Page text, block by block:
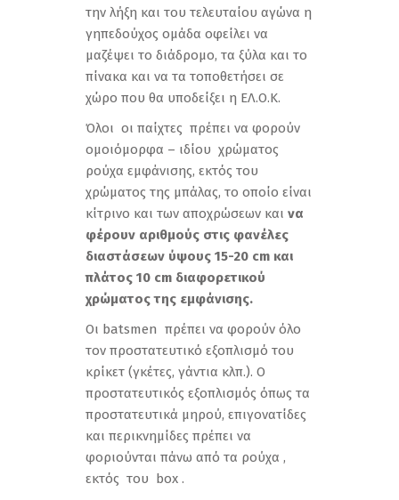
την λήξη και του τελευταίου αγώνα η
γηπεδούχος ομάδα οφείλει να
μαζέψει το διάδρομο, τα ξύλα και το
πίνακα και να τα τοποθετήσει σε
χώρο που θα υποδείξει η ΕΛ.Ο.Κ.
Όλοι οι παίχτες πρέπει να φορούν
ομοιόμορφα – ιδίου χρώματος
ρούχα εμφάνισης, εκτός του
χρώματος της μπάλας, το οποίο είναι
κίτρινο και των αποχρώσεων και να
φέρουν αριθμούς στις φανέλες
διαστάσεων ύψους 15-20 cm και
πλάτος 10 cm διαφορετικού
χρώματος της εμφάνισης.
Οι batsmen πρέπει να φορούν όλο
τον προστατευτικό εξοπλισμό του
κρίκετ (γκέτες, γάντια κλπ.). Ο
προστατευτικός εξοπλισμός όπως τα
προστατευτικά μηρού, επιγονατίδες
και περικνημίδες πρέπει να
φοριούνται πάνω από τα ρούχα ,
εκτός του box .